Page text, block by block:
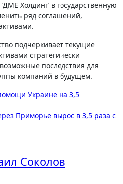
Холдинг’ в государственную
ряд соглашений,
подчеркивает текущие
стратегически
последствия для
компаний в будущем.
Украине на 3,5
Приморье вырос в 3,5 раза с
Соколов